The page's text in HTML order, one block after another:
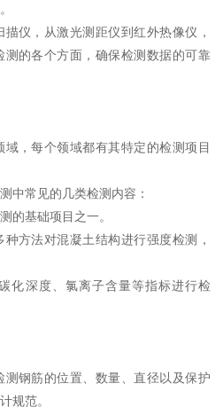
仪，从激光测距仪到红外热像仪，
的各个方面，确保检测数据的可靠
，每个领域都有其特定的检测项目
中常见的几类检测内容：
的基础项目之一。
方法对混凝土结构进行强度检测，
化深度、氯离子含量等指标进行检
钢筋的位置、数量、直径以及保护
规范。